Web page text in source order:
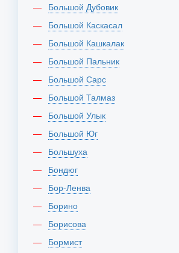
Большой Дубовик
Большой Каскасал
Большой Кашкалак
Большой Пальник
Большой Сарс
Большой Талмаз
Большой Улык
Большой Юг
Большуха
Бондюг
Бор-Ленва
Борино
Борисова
Бормист